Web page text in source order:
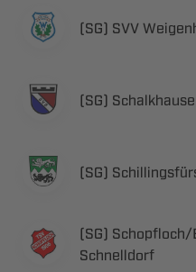
 



